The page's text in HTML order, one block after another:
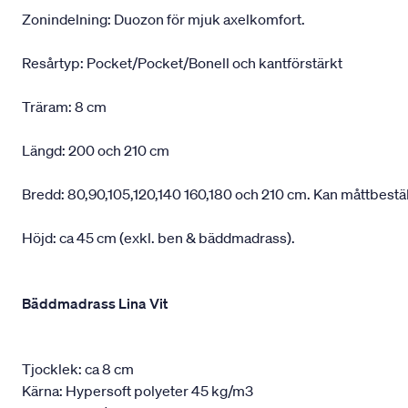
Zonindelning: Duozon för mjuk axelkomfort.
Resårtyp: Pocket/Pocket/Bonell och kantförstärkt
Träram: 8 cm
Längd: 200 och 210 cm
Bredd: 80,90,105,120,140 160,180 och 210 cm. Kan
Höjd: ca 45 cm (exkl. ben & bäddmadrass).
Bäddmadrass Lina Vit
Tjocklek: ca 8 cm
Kärna: Hypersoft polyeter 45 kg/m3